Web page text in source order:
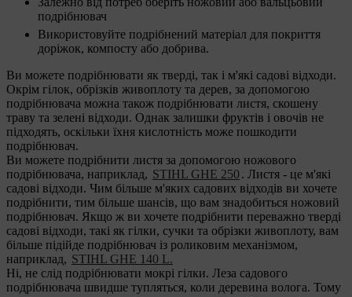
подрібнювач
Використовуйте подрібнений матеріал для покриття
доріжок, компосту або добрива.
Ви можете подрібнювати як тверді, так і м'які садові відходи.
Окрім гілок, обрізків живоплоту та дерев, за допомогою
подрібнювача можна також подрібнювати листя, скошену
траву та зелені відходи. Однак залишки фруктів і овочів не
підходять, оскільки їхня кислотність може пошкодити
подрібнювач.
Ви можете подрібнити листя за допомогою ножового
подрібнювача, наприклад, STIHL GHE 250. Листя - це м'які
садові відходи. Чим більше м'яких садових відходів ви хочете
подрібнити, тим більше шансів, що вам знадобиться ножовий
подрібнювач. Якщо ж ви хочете подрібнити переважно тверді
садові відходи, такі як гілки, сучки та обрізки живоплоту, вам
більше підійде подрібнювач із роликовим механізмом,
наприклад, STIHL GHE 140 L.
Ні, не слід подрібнювати мокрі гілки. Леза садового
подрібнювача швидше тупляться, коли деревина волога. Тому